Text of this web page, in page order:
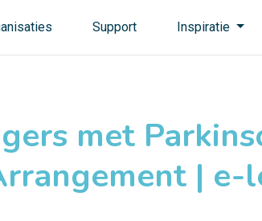
Support Inspiratie
met
| e-